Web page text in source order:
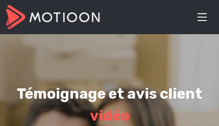
Témoignage et avis client
vidéo